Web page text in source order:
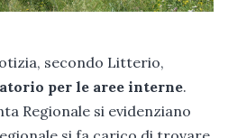
secondo Litterio,
per le aree interne.
Regionale si evidenziano